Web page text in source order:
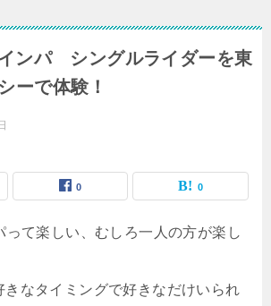
ンパ シングルライダーを東
ーで体験！
0 0
って楽しい、むしろ一人の方が楽し
きなタイミングで好きなだけいられ